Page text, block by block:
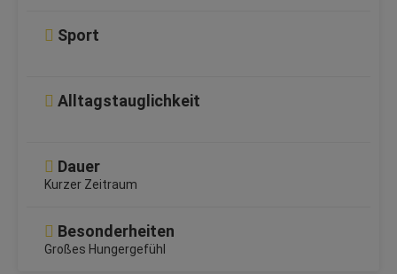
Sport
Alltagstauglichkeit
Dauer
Kurzer Zeitraum
Besonderheiten
Großes Hungergefühl